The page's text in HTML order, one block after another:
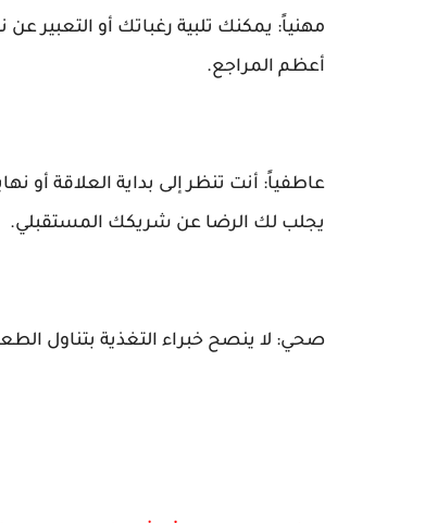
مهنياً: يمكنك تلبية رغباتك أو التعبير
أعظم المراجع.
عاطفياً: أنت تنظر إلى بداية العلاقة
يجلب لك الرضا عن شريكك المستقبلي.
صحي: لا ينصح خبراء التغذية بتناول